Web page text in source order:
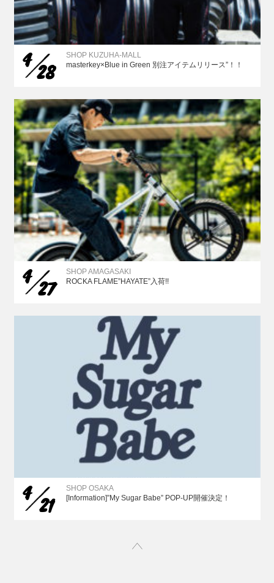
4 28
SHOP KUZUHA-MALL
masterkey×Blue in Green 別注アイテムリリース”！！
4 27
SHOP AMAGASAKI
ROCKA FLAME”HAYATE”入荷!!
4 21
SHOP OSAKA
[Information]”My Sugar Babe” POP-UP開催決定！